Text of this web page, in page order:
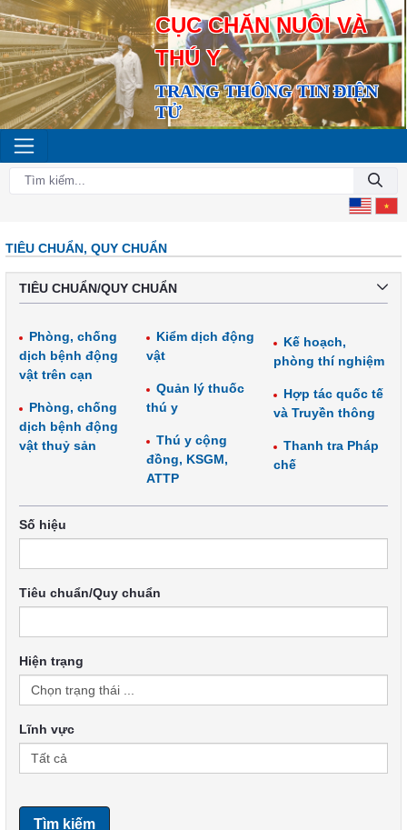
CỤC CHĂN NUÔI VÀ
THÚ Y
TRANG THÔNG TIN ĐIỆN
TỬ
TIÊU CHUẨN, QUY CHUẨN
TIÊU CHUẨN/QUY CHUẨN
Phòng, chống
dịch bệnh động
vật trên cạn
Phòng, chống
dịch bệnh động
vật thuỷ sản
Kiểm dịch động
vật
Quản lý thuốc
thú y
Thú y cộng
đồng, KSGM,
ATTP
Kế hoạch,
phòng thí nghiệm
Hợp tác quốc tế
và Truyền thông
Thanh tra Pháp
chế
Số hiệu
Tiêu chuẩn/Quy chuẩn
Hiện trạng
Lĩnh vực
Tìm kiếm